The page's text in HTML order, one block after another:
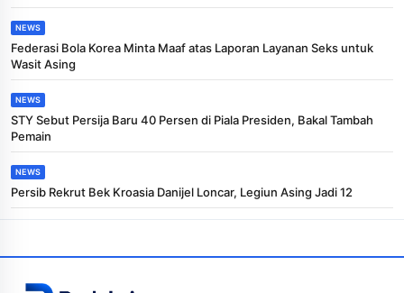
NEWS
Federasi Bola Korea Minta Maaf atas Laporan Layanan Seks untuk
Wasit Asing
NEWS
STY Sebut Persija Baru 40 Persen di Piala Presiden, Bakal Tambah
Pemain
NEWS
Persib Rekrut Bek Kroasia Danijel Loncar, Legiun Asing Jadi 12